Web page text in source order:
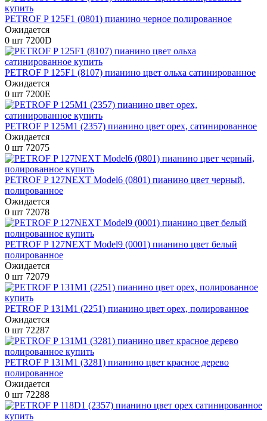
PETROF P 125F1 (0801) пианино черное полированное
Ожидается
0 шт 7200D
PETROF P 125F1 (8107) пианино цвет ольха сатинированное
Ожидается
0 шт 7200E
PETROF P 125M1 (2357) пианино цвет орех, сатинированное
Ожидается
0 шт 72075
PETROF P 127NEXT Model6 (0801) пианино цвет черный,
полированное
Ожидается
0 шт 72078
PETROF P 127NEXT Model9 (0001) пианино цвет белый
полированное
Ожидается
0 шт 72079
PETROF P 131M1 (2251) пианино цвет орех, полированное
Ожидается
0 шт 72287
PETROF P 131M1 (3281) пианино цвет красное дерево
полированное
Ожидается
0 шт 72288